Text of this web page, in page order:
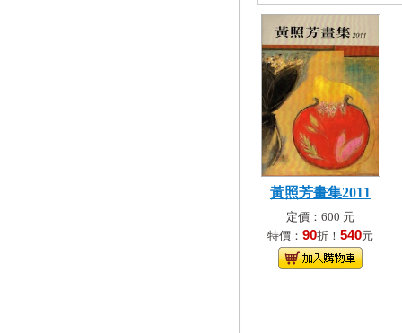
黃照芳畫集2011
定價：600 元
特價： 90折！ 540元